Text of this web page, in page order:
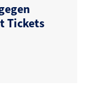
Tickets